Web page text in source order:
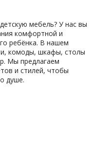
мебель? У нас вы
комфортной и
ребёнка. В нашем
комоды, шкафы, столы
Мы предлагаем
и стилей, чтобы
душе.